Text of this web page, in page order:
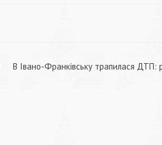
В Івано-Франківську трапилася ДТП: